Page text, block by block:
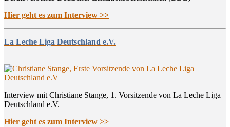
Hier geht es zum Interview >>
La Leche Liga Deutschland e.V.
Interview mit Christiane Stange, 1. Vorsitzende von La Leche Liga
Deutschland e.V.
Hier geht es zum Interview >>